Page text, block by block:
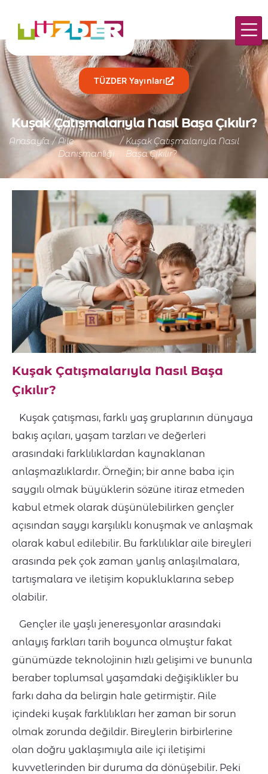
TÜZDER Yayınları
Kuşak Çatışmalarıyla Nasıl Başa Çıkılır?
Anasayfa / Aile
Danışmanlığı
/ Kuşak Çatışmalarıyla Nasıl
Başa Çıkılır?
Kuşak Çatışmalarıyla Nasıl Başa
Çıkılır?
Kuşak çatışması, farklı yaş gruplarının dünyaya
bakış açıları, yaşam tarzları ve değerleri
arasındaki farklılıklardan kaynaklanan
anlaşmazlıklardır. Örneğin; bir anne baba için
saygılı olmak büyüklerin sözüne itiraz etmeden
kabul etmek olarak düşünülebilirken gençler
açısından saygı karşılıklı konuşmak ve anlaşmak
olarak kabul edilebilir. Bu farklılıklar aile bireyleri
arasında pek çok zaman yanlış anlaşılmalara,
tartışmalara ve iletişim kopukluklarına sebep
olabilir.
Gençler ile yaşlı jeneresyonlar arasındaki
anlayış farkları tarih boyunca olmuştur fakat
günümüzde teknolojinin hızlı gelişimi ve bununla
beraber toplumsal yaşamdaki değişiklikler bu
farkı daha da belirgin hale getirmiştir. Aile
içindeki kuşak farklılıkları her zaman bir sorun
olmak zorunda değildir. Bireylerin birbirlerine
olan doğru yaklaşımıyla aile içi iletişimi
kuvvetlerinden bir duruma da dönüşebilir. Peki